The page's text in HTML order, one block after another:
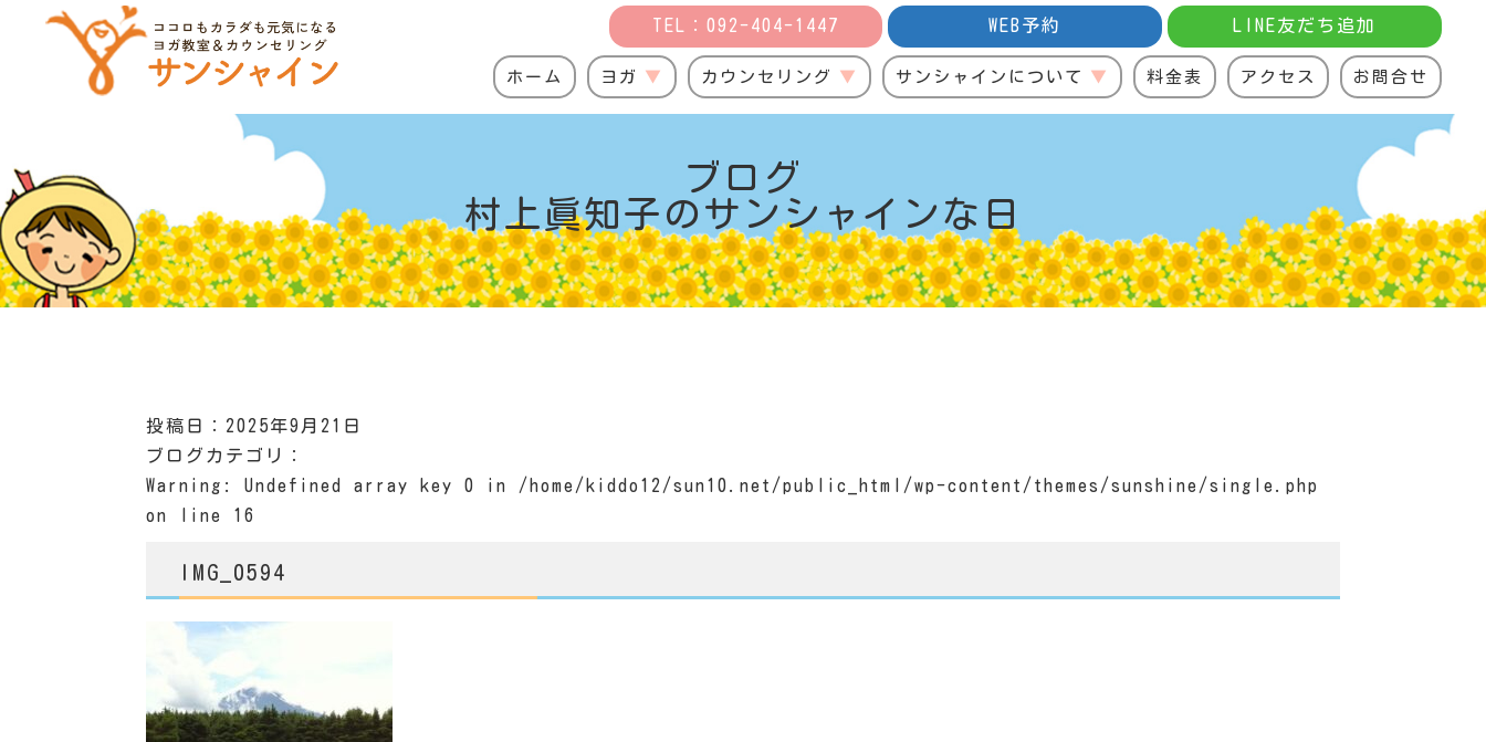
TEL：092-404-1447 WEB予約 LINE友だち追加
ホーム ヨガ カウンセリング サンシャインについて 料金表 アクセス お問合せ
ブログ
村上眞知子の サンシャインな日
投稿日：2025年9月21日
ブログカテゴリ：
Warning : Undefined array key 0 in /home/kiddo12/sun10.net/public_html/wp-content/themes/sunshine/single.php
on line 16
IMG_0594